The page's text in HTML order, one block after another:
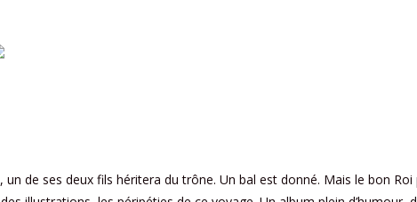
un de ses deux fils héritera du trône. Un bal est donné. Mais le bon